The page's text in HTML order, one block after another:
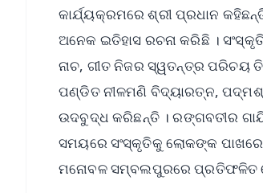
କାର୍ଯ୍ୟକ୍ରମରେ ଶ୍ରୀ ପ୍ରଧାନ
ଅନେକ ଇତିହାସ ରଚନା କରିଛି ।
ନାଚ, ଗୀତ ନିଜର ସ୍ୱତନ୍ତ୍ର ପରିଚୟ
ପଣ୍ଡିତ ନୀଳମଣି ବିଦ୍ୟାରତ୍ନ,
ଉଦବୁଦ୍ଧ କରିଛନ୍ତି । ରଙ୍ଗବତୀର
ସମୟରେ ସଂସ୍କୃତିକୁ ଲୋକଙ୍କ
ମନୋବଳ ସମ୍ବଲପୁରରେ ପ୍ରତିଫଳିତ